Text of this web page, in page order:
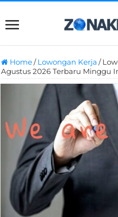
Home/Lowongan Kerja /
Agustus 2026 Terbaru Minggu